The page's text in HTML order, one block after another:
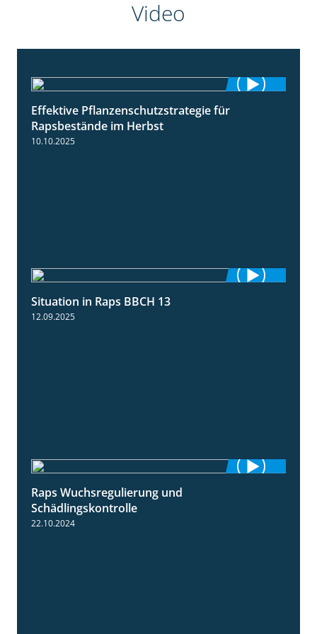
Video
Effektive Pflanzenschutzstrategie für
Rapsbestände im Herbst
10.10.2025
Situation in Raps BBCH 13
12.09.2025
Raps Wuchsregulierung und
Schädlingskontrolle
22.10.2024